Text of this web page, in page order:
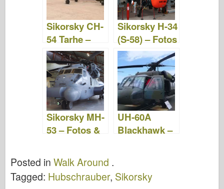
Sikorsky CH-
54 Tarhe –
Fotos &
Video
Sikorsky H-34
(S-58) – Fotos
und Videos
Sikorsky MH-
53 – Fotos &
UH-60A
Blackhawk –
Posted in Walk Around .
Tagged: Hubschrauber, Sikorsky